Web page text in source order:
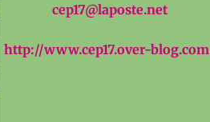
cep17@laposte.net
http://www.cep17.over-blog.com